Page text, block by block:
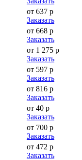
от 637 р
Заказать
от 668 р
Заказать
от 1 275 р
Заказать
от 597 р
Заказать
от 816 р
Заказать
от 40 р
Заказать
от 700 р
Заказать
от 472 р
Заказать